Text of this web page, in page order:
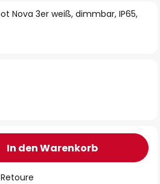
Nova 3er weiß, dimmbar, IP65,
In den Warenkorb